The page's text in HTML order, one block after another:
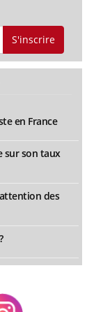
S'inscrire
en France
sur son taux
des